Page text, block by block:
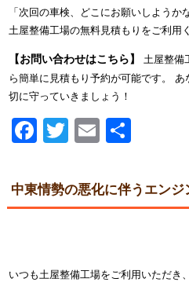
「次回の車検、どこにお願いしよう
土屋整備工場の無料見積もりをご利用
【お問い合わせはこちら】
土屋整備
ら簡単に見積もり予約が可能です。
切に守っていきましょう！
Facebook
TwitterEmail
中東情勢の悪化に伴うエン
いつも土屋整備工場をご利用いただき